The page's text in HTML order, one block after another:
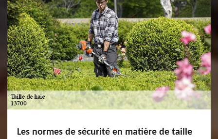
Les normes de sécurité en matière de taille